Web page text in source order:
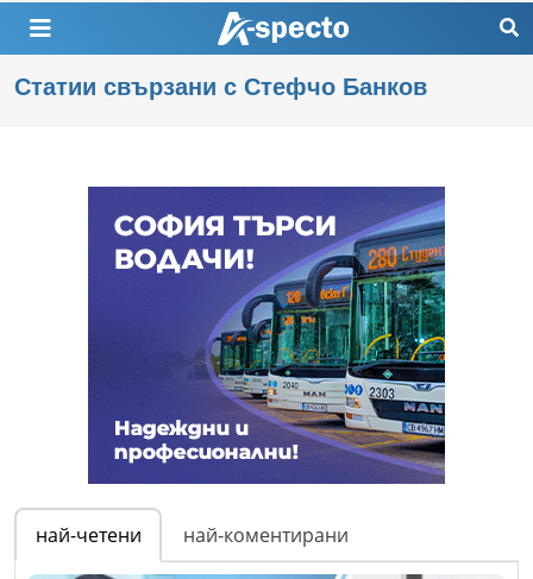
Статии свързани с Стефчо Банков
най-четени най-коментирани